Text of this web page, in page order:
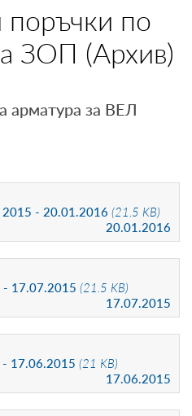
по
ЗОП (Архив)
арматура за ВЕЛ
- 20.01.2016 (21.5 KB)
20.01.2016
17.07.2015 (21.5 KB)
17.07.2015
17.06.2015 (21 KB)
17.06.2015